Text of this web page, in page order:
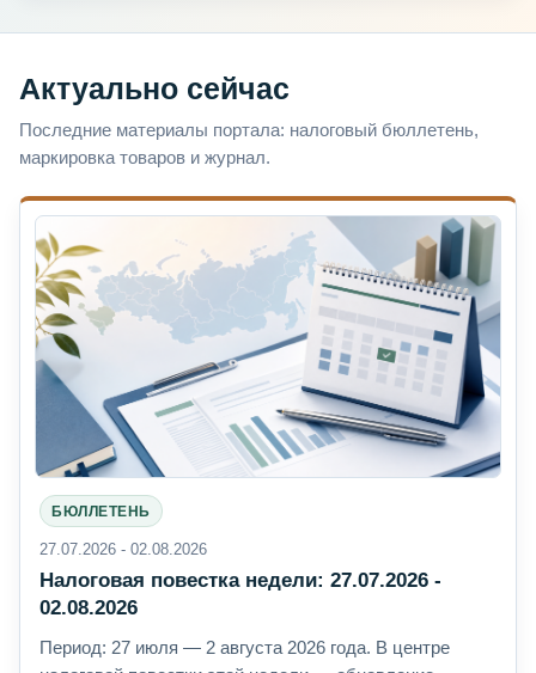
Актуально сейчас
Последние материалы портала: налоговый бюллетень,
маркировка товаров и журнал.
БЮЛЛЕТЕНЬ
27.07.2026 - 02.08.2026
Налоговая повестка недели: 27.07.2026 -
02.08.2026
Период: 27 июля — 2 августа 2026 года. В центре